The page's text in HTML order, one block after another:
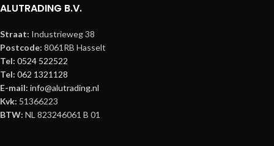
ALUTRADING B.V.
Straat: Industrieweg 38
Postcode: 8061RB Hasselt
Tel: 0524 522522
Tel: 062 1321128
E-mail: info@alutrading.nl
Kvk: 51366223
BTW: NL 823246061 B 01